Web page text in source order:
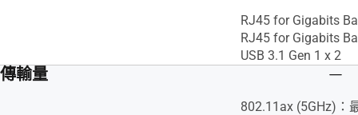
RJ45 for Gigabits
RJ45 for Gigabits
USB 3.1 Gen 1 x 2
傳輸量
802.11ax (5GHz)：